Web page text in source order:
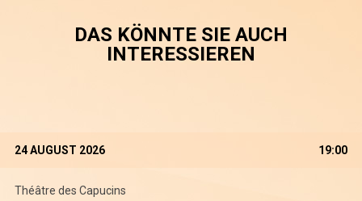
DAS KÖNNTE SIE AUCH
INTERESSIEREN
24 AUGUST 2026 19:00
Théâtre des Capucins